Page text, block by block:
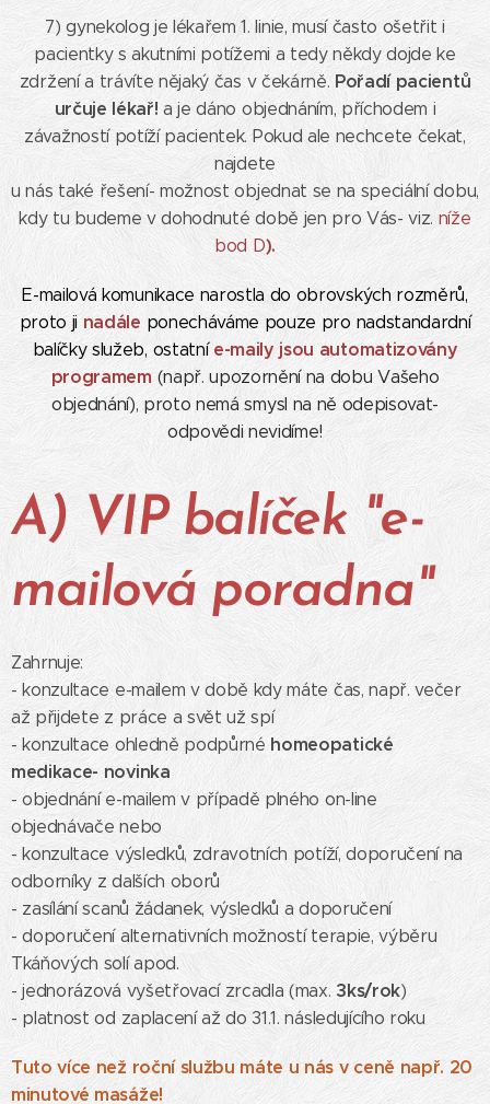
7) gynekolog je lékařem 1. linie, musí často ošetřit i
pacientky s akutními potížemi a tedy někdy dojde ke
zdržení a trávíte nějaký čas v čekárně. Pořadí pacientů
určuje lékař!a je dáno objednáním, příchodem i
závažností potíží pacientek. Pokud ale nechcete čekat,
najdete
u nás také řešení- možnost objednat se na speciální dobu,
kdy tu budeme v dohodnuté době jen pro Vás- viz. níže
bod D).
E-mailová komunikace narostla do obrovských rozměrů,
proto ji nadále ponecháváme pouze pro nadstandardní
balíčky služeb, ostatníe-maily jsou automatizovány
programem (např. upozornění na dobu Vašeho
objednání), proto nemá smysl na ně odepisovat-
odpovědi nevidíme!
A) VIP balíček "e-
mailová poradna"
Zahrnuje:
- konzultace e-mailem v době kdy máte čas, např. večer
až přijdete z práce a svět už spí
- konzultace ohledně podpůrné homeopatické
medikace- novinka
- objednání e-mailem v případě plného on-line
objednávače nebo
- konzultace výsledků, zdravotních potíží, doporučení na
odborníky z dalších oborů
- zasílání scanů žádanek, výsledků a doporučení
- doporučení alternativních možností terapie, výběru
Tkáňových solí apod.
- jednorázová vyšetřovací zrcadla (max. 3ks/rok)
- platnost od zaplacení až do 31.1. následujícího roku
Tuto více než roční službu máte u nás v ceně např. 20
minutové masáže!